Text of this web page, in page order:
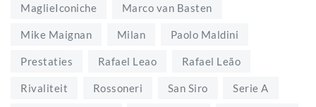
MaglieIconiche Marco van Basten
Mike Maignan Milan Paolo Maldini
Prestaties Rafael Leao Rafael Leão
Rivaliteit Rossoneri San Siro Serie A